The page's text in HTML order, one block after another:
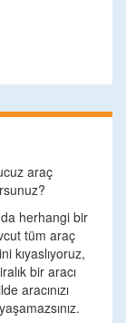
araç
herhangi bir
tüm araç
kıyaslıyoruz,
bir aracı
aracınızı